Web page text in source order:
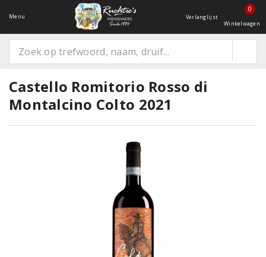
Menu Verlanglijst
0
Winkelwagen
Castello Romitorio Rosso di
Montalcino Colto 2021